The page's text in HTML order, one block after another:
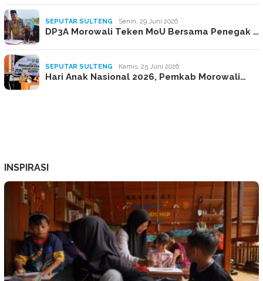
SEPUTAR SULTENG Senin, 29 Juni 2026
DP3A Morowali Teken MoU Bersama Penegak …
SEPUTAR SULTENG Kamis, 25 Juni 2026
Hari Anak Nasional 2026, Pemkab Morowali…
INSPIRASI